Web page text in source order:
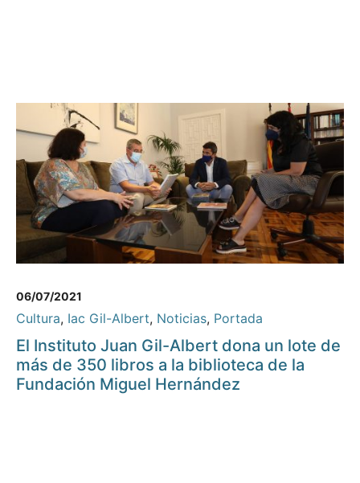
06/07/2021
Cultura, Iac Gil-Albert, Noticias, Portada
El Instituto Juan Gil-Albert dona un lote de
más de 350 libros a la biblioteca de la
Fundación Miguel Hernández